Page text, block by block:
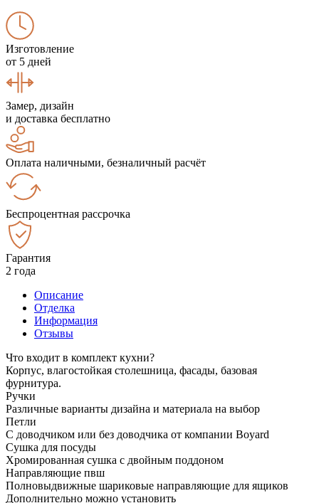
Изготовление
от 5 дней
Замер, дизайн
и доставка бесплатно
Оплата наличными, безналичный расчёт
Беспроцентная рассрочка
Гарантия
2 года
Описание
Отделка
Информация
Отзывы
Что входит в комплект кухни?
Корпус, влагостойкая столешница, фасады, базовая
фурнитура.
Ручки
Различные варианты дизайна и материала на выбор
Петли
С доводчиком или без доводчика от компании Boyard
Сушка для посуды
Хромированная сушка с двойным поддоном
Направляющие пвш
Полновыдвижные шариковые направляющие для ящиков
Дополнительно можно установить